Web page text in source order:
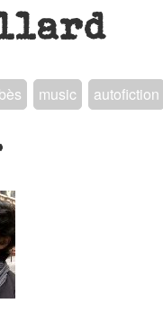
music autofiction